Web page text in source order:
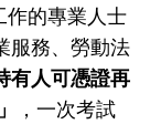
作的專業人士
服務、勞動法
有人可憑證再
，一次考試